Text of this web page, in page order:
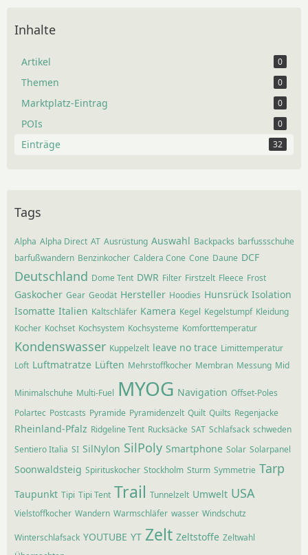
Inhalte
Artikel 0
Themen 0
Marktplatz-Eintrag 0
POIs 0
Einträge 32
Tags
Alpha Alpha Direct AT Ausrüstung Auswahl Backpacks barfussschuhe
barfußwandern Benzinkocher Caldera Cone Cone Daune DCF
Deutschland Dome Tent DWR Filter Firstzelt Fleece Frost
Gaskocher Gear Geodät Hersteller Hoodies Hunsrück Isolation
Isomatte Italien Kaltschläfer Kamera Kegel Kegelstumpf Kleidung
Kocher Kochset Kochsystem Kochsysteme Komforttemperatur
Kondenswasser Kuppelzelt leave no trace Limittemperatur
Loft Luftmatratze Lüften Mehrstoffkocher Membran Messung Mid
Minimalschuhe Multi-Fuel MYOG Navigation Offset-Poles
Polartec Postcasts Pyramide Pyramidenzelt Quilt Quilts Regenjacke
Rheinland-Pfalz Ridgeline Tent Rucksäcke SAT Schlafsack schweden
Sentiero Italia SI SilNylon SilPoly Smartphone Solar Solarpanel
Soonwaldsteig Spirituskocher Stockholm Sturm Symmetrie Tarp
Taupunkt Tipi Tipi Tent Trail Tunnelzelt Umwelt USA
Vielstoffkocher Wandern Warmschläfer wasser Windschutz
Winterschlafsack YOUTUBE YT Zelt Zeltstoffe Zeltwahl